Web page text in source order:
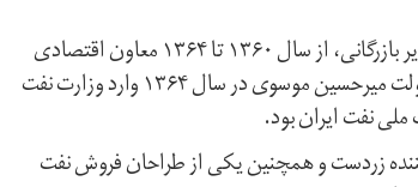
. کاظم‌پور اردبیلی بعد از حضور در کابینه محمدعلی رجایی به عنوان وزیر بازرگانی، از سال ۱۳۶۰ تا ۱۳۶۴ معاون اقتصادی
وزارت امور خارجه جمهوری اسلامی را بر عهده داشت و پس از آن در دولت میرحسین موسوی در سال ۱۳۶۴ وارد وزارت نفت
زردست و همچنین یکی از طراحان فروش نفت